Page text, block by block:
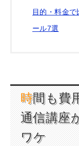
目的・料金
ール7選
時間も費用も無駄にしない!CAD
通信講座
ワケ